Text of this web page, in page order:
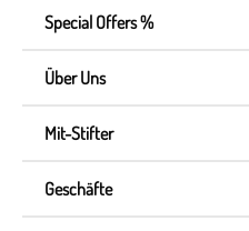
Special Offers %
Über Uns
Mit-Stifter
Geschäfte